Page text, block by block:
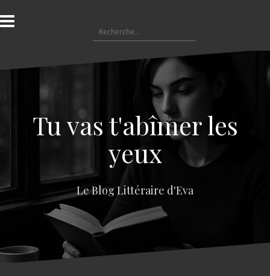
l
a
e
e
Tu vas t'abîmer les
yeux
Le Blog Littéraire d'Eva